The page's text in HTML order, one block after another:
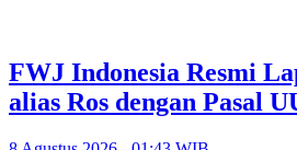
FWJ Indonesia Resmi
alias Ros dengan Pasal